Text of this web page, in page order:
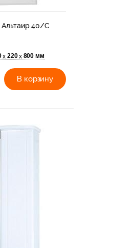
Альтаир 40/С
х 220х 800 мм
В корзину